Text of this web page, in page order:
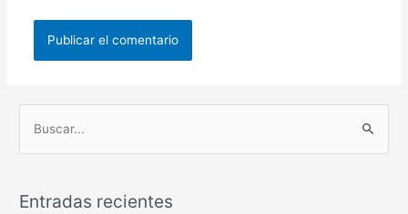
u
c
Entradas recientes